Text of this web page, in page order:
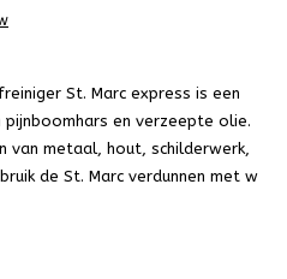
St. Marc express is een
en verzeepte olie.
van metaal, hout, schilderwerk,
de St. Marc verdunnen met w